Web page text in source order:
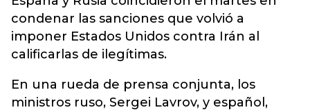
condenar las sanciones que volvió a
imponer Estados Unidos contra Irán al
calificarlas de ilegítimas.
En una rueda de prensa conjunta, los
ministros ruso, Sergei Lavrov, y español,